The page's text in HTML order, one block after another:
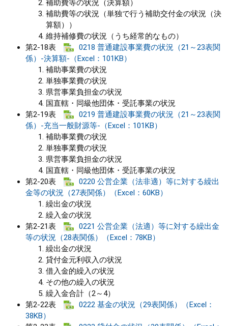
補助費等の状況（決算額）
補助費等の状況（単独で行う補助交付金の状況（決
算額））
維持補修費の状況（うち経常的なもの）
第2-18表
0218 普通建設事業費の状況（21～23表関
係）-決算額-（Excel：101KB）
補助事業費の状況
単独事業費の状況
県営事業負担金の状況
国直轄・同級他団体・受託事業の状況
第2-19表
0219 普通建設事業費の状況（21～23表関
係）-充当一般財源等-（Excel：101KB）
補助事業費の状況
単独事業費の状況
県営事業負担金の状況
国直轄・同級他団体・受託事業の状況
第2-20表
0220 公営企業（法非適）等に対する繰出
金等の状況（27表関係）（Excel：60KB）
繰出金の状況
繰入金の状況
第2-21表
0221 公営企業（法適）等に対する繰出金
等の状況（28表関係）（Excel：78KB）
繰出金の状況
貸付金元利収入の状況
借入金的繰入の状況
その他の繰入の状況
繰入金合計（2～4）
第2-22表
0222 基金の状況（29表関係）（Excel：
38KB）